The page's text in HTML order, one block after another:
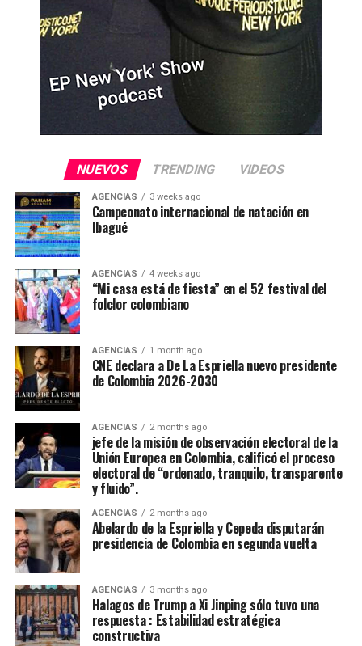
NUEVOS TRENDING VIDEOS
AGENCIAS 3 weeks ago
Campeonato internacional de natación en
Ibagué
AGENCIAS 4 weeks ago
“Mi casa está de fiesta” en el 52 festival del
folclor colombiano
AGENCIAS 1 month ago
CNE declara a De La Espriella nuevo presidente
de Colombia 2026-2030
AGENCIAS 2 months ago
jefe de la misión de observación electoral de la
Unión Europea en Colombia, calificó el proceso
electoral de “ordenado, tranquilo, transparente
y fluido”.
AGENCIAS 2 months ago
Abelardo de la Espriella y Cepeda disputarán
presidencia de Colombia en segunda vuelta
AGENCIAS 3 months ago
Halagos de Trump a Xi Jinping sólo tuvo una
respuesta : Estabilidad estratégica
constructiva